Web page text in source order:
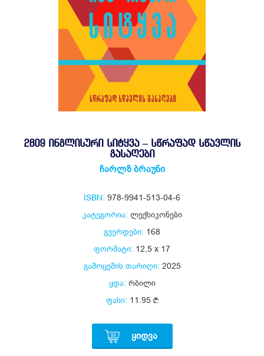
2809 ᲘᲜᲒᲚᲘᲡᲣᲠᲘ ᲡᲘᲢᲧᲕᲐ – ᲡᲬᲠᲐᲤᲐᲓ ᲡᲬᲐᲕᲚᲘᲡ
ᲒᲐᲡᲐᲦᲔᲑᲘ
ჩარლზ ბრაუნი
ISBN: 978-9941-513-04-6
კატეგორია: ლექსიკონები
გვერდები: 168
ფორმატი: 12,5 x 17
გამოცემის თარიღი: 2025
ყდა: რბილი
ფასი: 11.95
ᲧᲘᲓᲕᲐ